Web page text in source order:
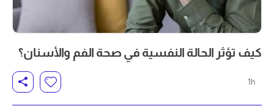
كيف تؤثر الحالة النفسية في صحة الفم والأسنان؟
1h